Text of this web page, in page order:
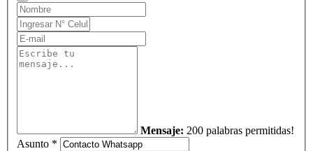
Mensaje: 200 palabras permitidas!
Asunto *